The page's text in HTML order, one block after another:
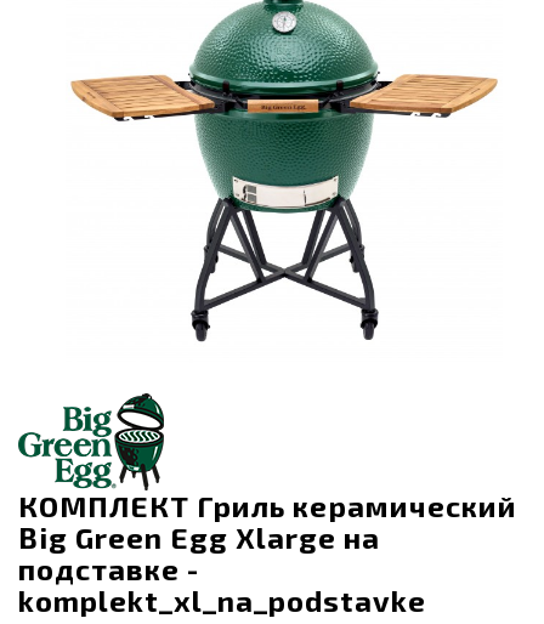
КОМПЛЕКТ Гриль керамический
Big Green Egg Xlarge на
подставке -
komplekt_xl_na_podstavke